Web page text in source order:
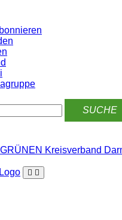
Kreisverband